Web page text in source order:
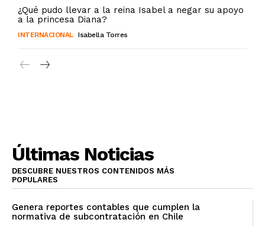
¿Qué pudo llevar a la reina Isabel a negar su apoyo
a la princesa Diana?
INTERNACIONAL Isabella Torres
Últimas Noticias
DESCUBRE NUESTROS CONTENIDOS MÁS
POPULARES
Genera reportes contables que cumplen la
normativa de subcontratación en Chile